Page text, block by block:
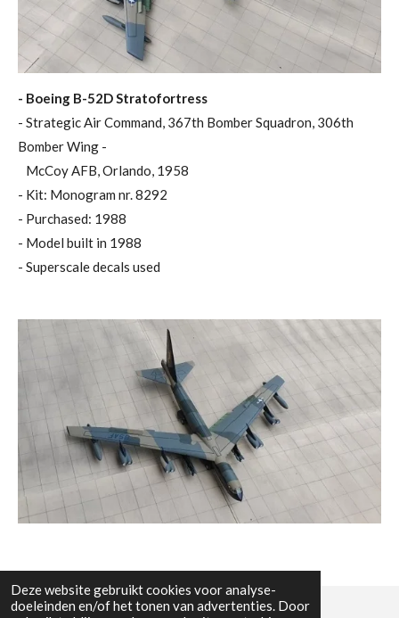
Deze website gebruikt cookies voor analyse-
doeleinden en/of het tonen van advertenties. Door
- Boeing B-52D Stratofortress
- Strategic Air Command, 367th Bomber Squadron, 306th
Bomber Wing -
McCoy AFB, Orlando, 1958
- Kit: Monogram nr. 8292
- Purchased: 1988
- Model built in 1988
- Superscale decals used